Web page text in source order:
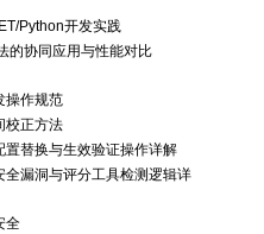
Python开发实践
的协同应用与性能对比
操作规范
校正方法
替换与生效验证操作详解
漏洞与评分工具检测逻辑详
全